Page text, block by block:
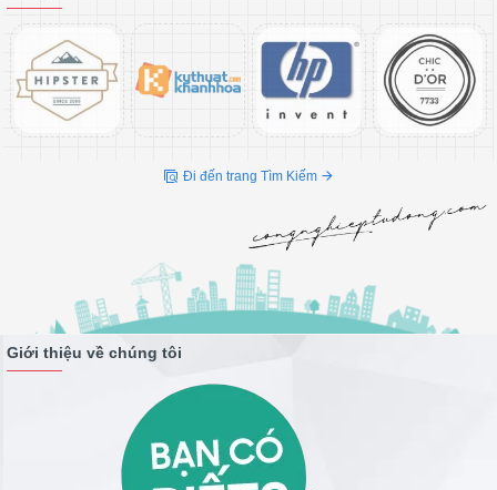
9. Cách chuyển động cơ 3 pha sang 1 pha. Cách bạn chú ý chọn tụ
11. Sự khác nhau giữa tụ điện và cuộn dây , chiều dòng điện
12. An toàn điện
13. Hướng dẫn đo relay còn sống hay đã hư bằng đồng hồ điện tử
14. Cách kiểm tra IGBT bằng tay
16. Mạch điện điều khiển máy nén khí dân dụng có đồng hồ áp
17. Nguyên lý Sao và Tam giác trong động cơ
18. Mạch điện điều khiển điện trở đốt bằng cảm biến nhiệt độ PT
19. Cách đo cuộn dây của động cơ 1 pha để mắc tụ đề
20. Cách sử dụng đồng hồ điện tử đo điện
21. Mạch điện công nghiệp tham khảo thêm
22. Bộ driver điều khiển tốc độ động cơ 5 dây bạn có biết chưa?
23. Mạch điện công nghiệp ứng dụng thực tế
24. Mạch công nghiệp điều khiển 2 động cơ điện
25. Mạch hẹn giờ chạy bơm nước bằng timer cài đặt thời gian
26. Cách kiểm tra SSR - 25 còn sống hay đã chết cho anh thợ điện
27. Mạch điện công nghiệp điều khiển máy kéo chuyển hàng
28. Mạch điện công nghiệp điều khiển 1 động cơ
Đi đến trang Tìm Kiếm
Giới thiệu về chúng tôi